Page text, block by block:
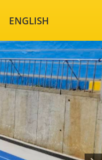
ENGLISH